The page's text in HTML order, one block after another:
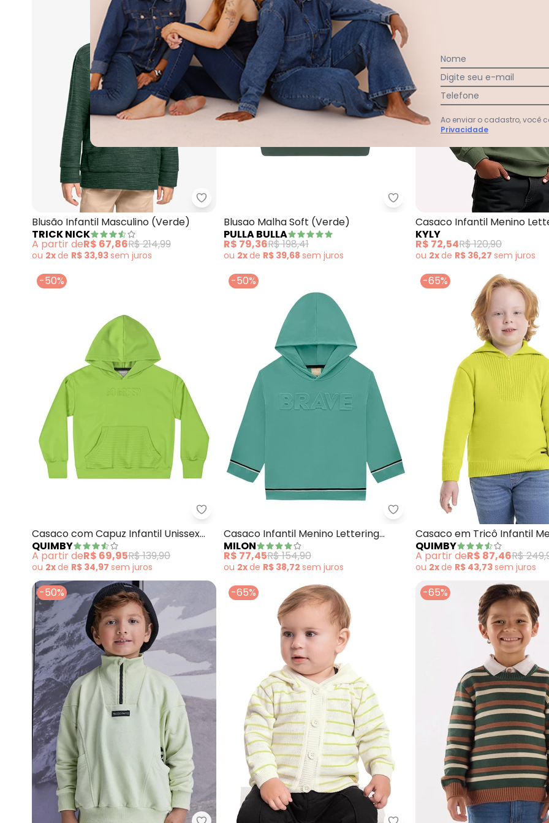
Trick Nick - Blusão Infantil Masculino (Verde)
Blusão Infantil Masculino (Verde)
TRICK NICK
A partir deR$ 67,86R$ 214,99
ou 2xde R$ 33,93sem juros
Pulla Bulla - Blusao Malha Soft
Blusao Malha Soft (Verde)
PULLA BULLA
R$ 79,36R$ 198,41
ou 2xde R$ 39,68 sem juros
Casaco Infantil Menino
(Verde)
KYLY
R$ 72,54R$ 120,90
ou 2xde R$ 36,27 sem juros
-50%
Quimby - Casaco com Capuz Infantil Unissex (Verde)
Casaco com Capuz Infantil Unissex
(Verde)
QUIMBY
A partir deR$ 69,95R$ 139,90
ou 2xde R$ 34,97 sem juros
-50%
Milon - Casaco Infantil Menino
Casaco Infantil Menino Lettering
(Verde)
MILON
R$ 77,45R$ 154,90
ou 2xde R$ 38,72 sem juros
-65%
Casaco em Tricô Infantil
(Verde)
QUIMBY
A partir deR$ 87,46R$
ou 2xde R$ 43,73sem juros
-50% -65% -65%
Nome
Digite seu e-mail
Telefone
Ao enviar o cadastro, você
Privacidade